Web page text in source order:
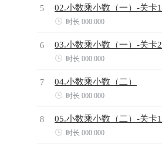
5 02.小数乘小数（一）-关卡1
 时长 000:000
6 03.小数乘小数（一）-关卡2
 时长 000:000
7 04.小数乘小数（二）
 时长 000:000
8 05.小数乘小数（二）-关卡1
 时长 000:000